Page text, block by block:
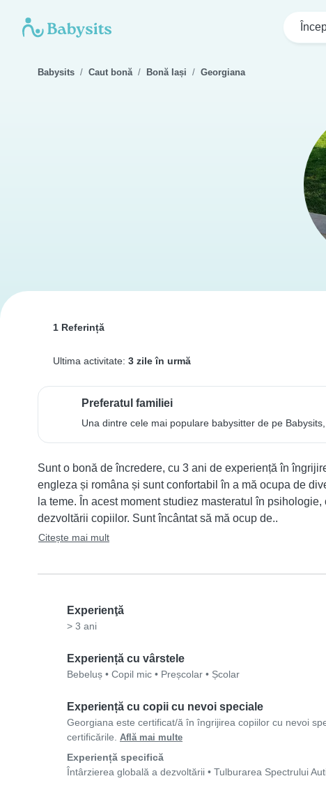
Babysits Caut bonă Bonă Iași Georgiana
1 Referință
Ultima activitate: 3 zile în urmă
Preferatul familiei
Una dintre cele mai populare babysitter de pe
Sunt o bonă de încredere, cu 3 ani de experiență în
engleza și româna și sunt confortabil în a mă ocupa de
la teme. În acest moment studiez masteratul în
dezvoltării copiilor. Sunt încântat să mă ocup de..
Citește mai mult
Experienţă
> 3 ani
Experiență cu vârstele
Bebeluș • Copil mic • Preșcolar • Școlar
Experiență cu copii cu nevoi speciale
Georgiana este certificat/ă în îngrijirea copiilor cu nevoi
certificările. Află mai multe
Experiență specifică
Întârzierea globală a dezvoltării • Tulburarea Spectrului